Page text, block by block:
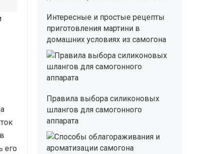
его
Интересные и простые рецепты
приготовления мартини в
домашних условиях из самогона
Правила выбора силиконовых
шлангов для самогонного
аппарата